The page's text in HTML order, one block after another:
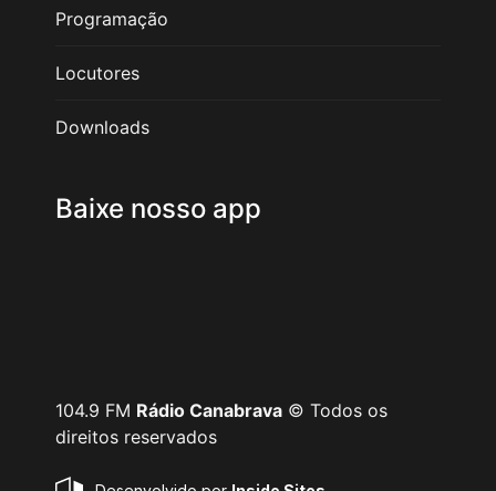
Programação
Locutores
Downloads
Baixe nosso app
104.9 FM Rádio Canabrava © Todos os
direitos reservados